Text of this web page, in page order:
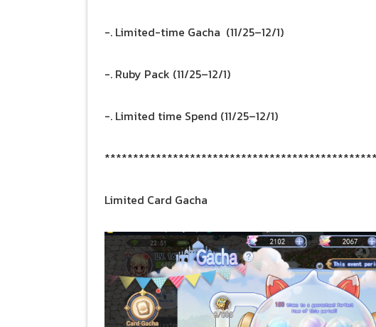
-. Limited-time Gacha (11/25–12/1)
-. Ruby Pack (11/25–12/1)
-. Limited time Spend (11/25–12/1)
Limited Card Gacha